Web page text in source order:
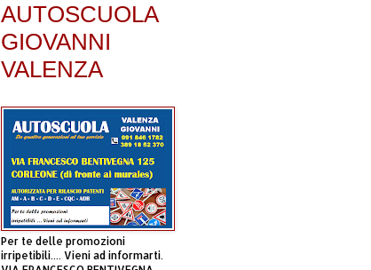
AUTOSCUOLA
GIOVANNI
VALENZA
Per te delle promozioni
irripetibili.... Vieni ad informarti.